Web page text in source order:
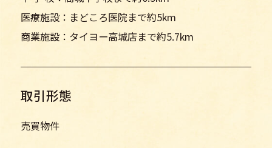
医療施設：まどころ医院まで約5km
商業施設：タイヨー高城店まで約5.7km
取引形態
売買物件